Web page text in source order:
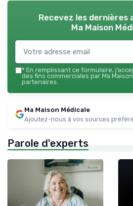
Recevez les dernières
Ma Maison
* En remplissant ce formulaire,
des fins commerciales par Ma
partenaires.
Ma Maison Médicale
Ajoutez-nous à vos sources
Parole d'experts